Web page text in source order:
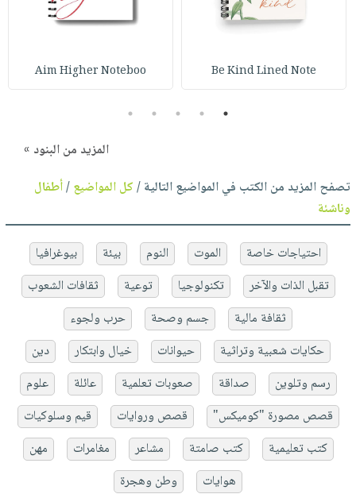
Be Kind Lined Note
Aim Higher Noteboo
1
2
3
4
5
المزيد من البنود »
تصفح المزيد من الكتب في المواضيع التالية /كل المواضيع/أطفال
وناشئة
احتياجات خاصة الموت النوم بيئة
بيوغرافيا
تقبل الذات والآخر
تكنولوجيا توعية
ثقافات الشعوب
ثقافة مالية
جسم وصحة
حرب ولجوء
حكايات شعبية وتراثية
حيوانات خيال وابتكار
دين
رسم وتلوين
صداقة صعوبات تعلمية عائلة
علوم
قصص مصورة "كوميكس"
قصص وروايات
قيم وسلوكيات
كتب تعليمية
كتب صامتة مشاعر مغامرات
مهن
هوايات
وطن وهجرة